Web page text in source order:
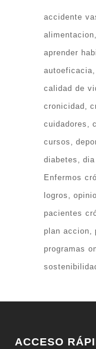
accidente
alimentacion
aprender
autoeficacia
calidad de
cronicidad
cuidadores
cursos
diabetes
dia
Enfermos
logros
pacientes
plan accion
programas
ACCESO